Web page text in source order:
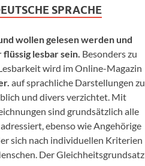
SPRACHE
wollen gelesen werden und
flüssig lesbar sein. Besonders zu
wird im Online-Magazin
auf sprachliche Darstellungen zu
und divers verzichtet. Mit
sind grundsätzlich alle
ebenso wie Angehörige
sich nach individuellen Kriterien
Der Gleichheitsgrundsatz